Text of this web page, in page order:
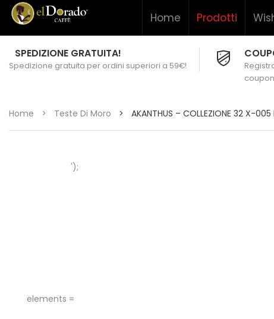
Home Prodotti
SPEDIZIONE GRATUITA!
Spedizione gratuita per ordini superiori a 59€!
coupon
Home > Teste Di Moro > AKANTHUS – COLLEZIONE 32 X-005
');
elements =